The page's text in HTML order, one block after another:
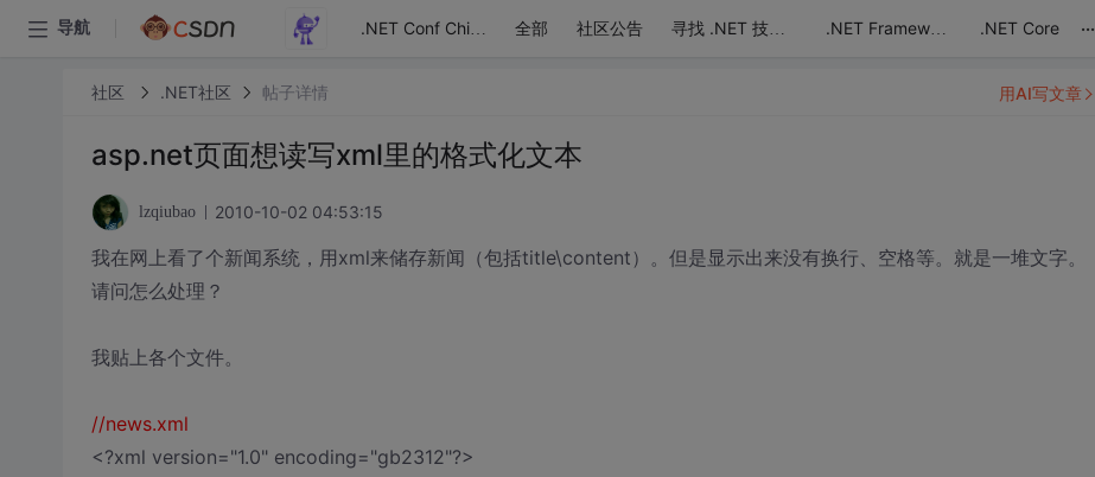
导航 .NET Conf China 全部 社区公告 寻找 .NET 技术达人 .NET Framework .NET Core ...
社区 .NET社区 帖子详情
asp.net页面想读写xml里的格式化文本
lzqiubao 2010-10-02 04:53:15
我在网上看了个新闻系统，用xml来储存新闻（包括title\content）。但是显示出来没有换行、空格等。就是一堆文字。
请问怎么处理？
我贴上各个文件。
//news.xml
<?xml version="1.0" encoding="gb2312"?>
用AI写文章